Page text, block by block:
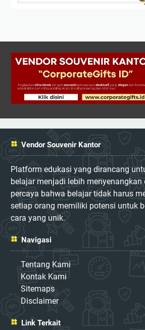
Vendor Souvenir Kantor
Platform edukasi yang dirancang
belajar menjadi lebih
percaya bahwa belajar tidak harus
setiap orang memiliki potensi untuk
cara yang unik.
Navigasi
Tentang Kami
Kontak Kami
Sitemaps
Disclaimer
Link Terkait